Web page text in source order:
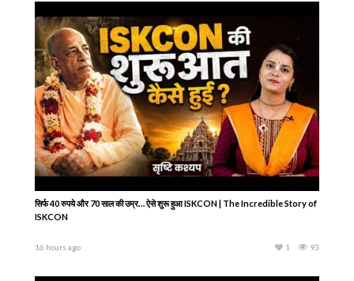
सिर्फ 40 रुपये और 70 साल की उम्र… ऐसे शुरू हुआ ISKCON | The Incredible Story of
ISKCON
16 hours ago 93
1